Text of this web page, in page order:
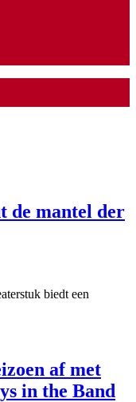
de mantel der
biedt een
af met
in the Band